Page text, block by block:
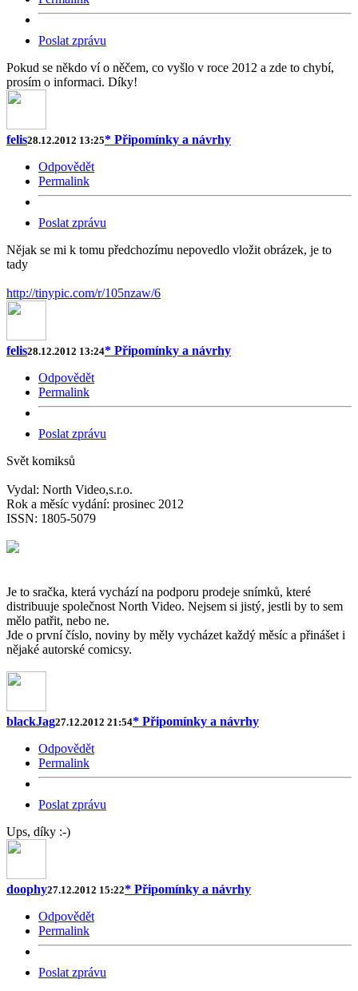
Poslat zprávu
Pokud se někdo ví o něčem, co vyšlo v roce 2012 a zde to chybí,
prosím o informaci. Díky!
felis28.12.2012 13:25* Připomínky a návrhy
Odpovědět
Permalink
Poslat zprávu
Nějak se mi k tomu předchozímu nepovedlo vložit obrázek, je to
tady
http://tinypic.com/r/105nzaw/6
felis28.12.2012 13:24* Připomínky a návrhy
Odpovědět
Permalink
Poslat zprávu
Svět komiksů
Vydal: North Video,s.r.o.
Rok a měsíc vydání: prosinec 2012
ISSN: 1805-5079
Je to sračka, která vychází na podporu prodeje snímků, které
distribuuje společnost North Video. Nejsem si jistý, jestli by to sem
mělo patřit, nebo ne.
Jde o první číslo, noviny by měly vycházet každý měsíc a přinášet i
nějaké autorské comicsy.
blackJag27.12.2012 21:54* Připomínky a návrhy
Odpovědět
Permalink
Poslat zprávu
Ups, díky :-)
doophy27.12.2012 15:22* Připomínky a návrhy
Odpovědět
Permalink
Poslat zprávu